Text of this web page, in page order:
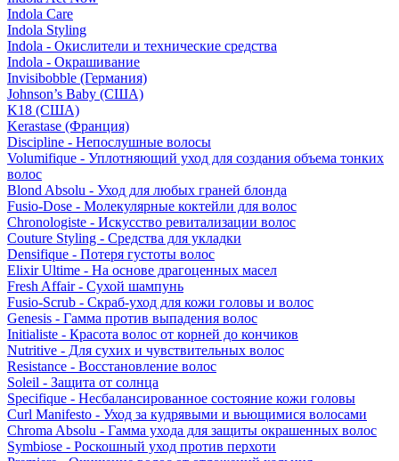
Indola Care
Indola Styling
Indola - Окислители и технические средства
Indola - Окрашивание
Invisibobble (Германия)
Johnson’s Baby (США)
K18 (США)
Kerastase (Франция)
Discipline - Непослушные волосы
Volumifique - Уплотняющий уход для создания объема тонких
волос
Blond Absolu - Уход для любых граней блонда
Fusio-Dose - Молекулярные коктейли для волос
Chronologiste - Искусство ревитализации волос
Couture Styling - Средства для укладки
Densifique - Потеря густоты волос
Elixir Ultime - На основе драгоценных масел
Fresh Affair - Сухой шампунь
Fusio-Scrub - Скраб-уход для кожи головы и волос
Genesis - Гамма против выпадения волос
Initialiste - Красота волос от корней до кончиков
Nutritive - Для сухих и чувствительных волос
Resistance - Восстановление волос
Soleil - Защита от солнца
Specifique - Несбалансированное состояние кожи головы
Curl Manifesto - Уход за кудрявыми и вьющимися волосами
Chroma Absolu - Гамма ухода для защиты окрашенных волос
Symbiose - Роскошный уход против перхоти